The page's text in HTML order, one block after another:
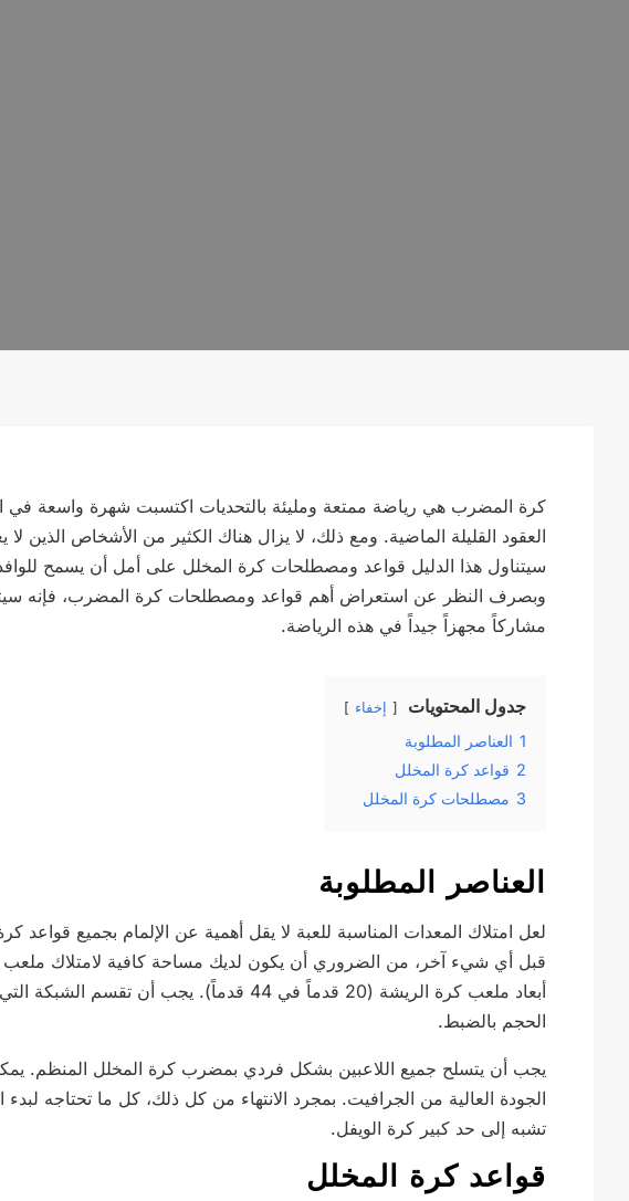
كرة المضرب هي رياضة ممتعة ومليئة بالتحديات اكتسبت شهرة واسعة في
العقود القليلة الماضية. ومع ذلك، لا يزال هناك الكثير من الأشخاص الذين
سيتناول هذا الدليل قواعد ومصطلحات كرة المخلل على أمل أن يسمح
وبصرف النظر عن استعراض أهم قواعد ومصطلحات كرة المضرب، فإنه
مشاركاً مجهزاً جيداً في هذه الرياضة.
جدول المحتويات إخفاء
1 العناصر المطلوبة
2 قواعد كرة المخلل
3 مصطلحات كرة المخلل
العناصر المطلوبة
لعل امتلاك المعدات المناسبة للعبة لا يقل أهمية عن الإلمام بجميع قواعد
قبل أي شيء آخر، من الضروري أن يكون لديك مساحة كافية لامتلاك
الحجم بالضبط.
يجب أن يتسلح جميع اللاعبين بشكل فردي بمضرب كرة المخلل المنظم.
الجودة العالية من الجرافيت. بمجرد الانتهاء من كل ذلك، كل ما تحتاجه
تشبه إلى حد كبير كرة الويفل.
قواعد كرة المخلل